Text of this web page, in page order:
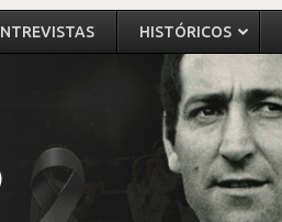
HISTÓRICOS